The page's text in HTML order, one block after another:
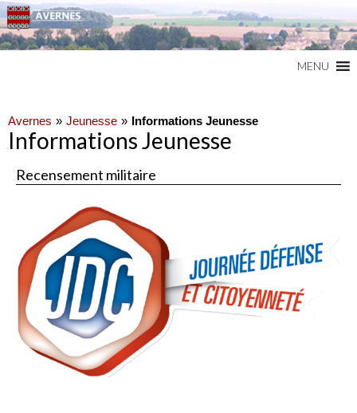
MENU
Avernes Jeunesse Informations Jeunesse
Informations Jeunesse
Recensement militaire